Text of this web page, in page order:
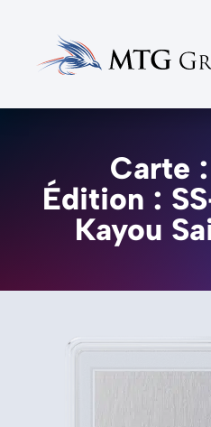
Carte
Édition :
Kayou